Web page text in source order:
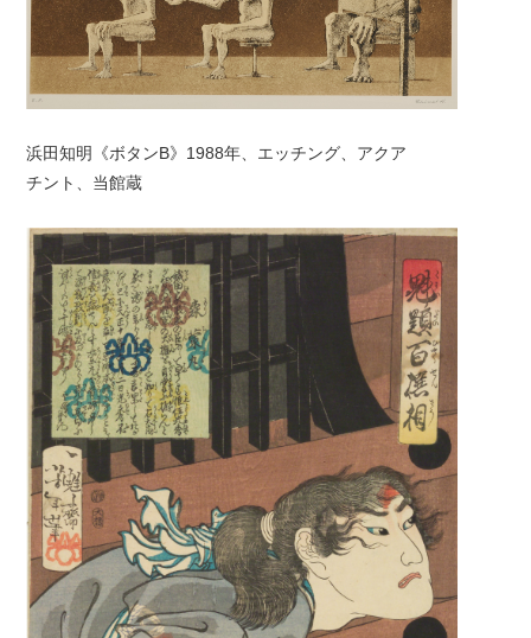
浜田知明《ボタンB》1988年、エッチング、アクア
チント、当館蔵